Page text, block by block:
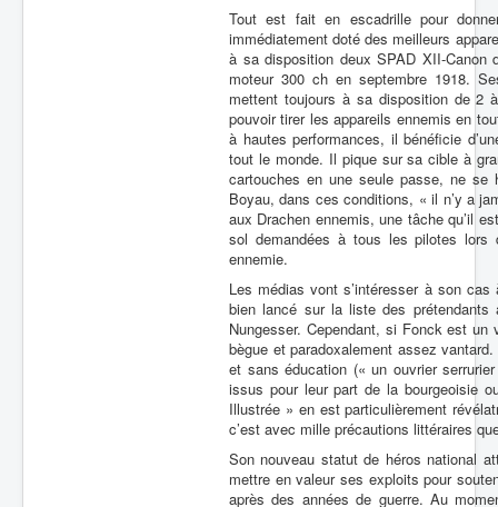
Tout est fait en escadrille pour
immédiatement doté des meilleurs
à sa disposition deux SPAD XII-
moteur 300 ch en septembre 1918.
mettent toujours à sa disposition de 2
pouvoir tirer les appareils ennemis en
à hautes performances, il bénéficie
tout le monde. Il pique sur sa cible à
cartouches en une seule passe, ne se
Boyau, dans ces conditions, « il n’y a
aux Drachen ennemis, une tâche qu’il
sol demandées à tous les pilotes lors
ennemie.
Les médias vont s’intéresser à son
bien lancé sur la liste des prétendants
Nungesser. Cependant, si Fonck est
bègue et paradoxalement assez
et sans éducation (« un ouvrier
issus pour leur part de la bourgeoisie
Illustrée » en est particulièrement
c’est avec mille précautions littéraires
Son nouveau statut de héros national
mettre en valeur ses exploits pour
après des années de guerre. Au